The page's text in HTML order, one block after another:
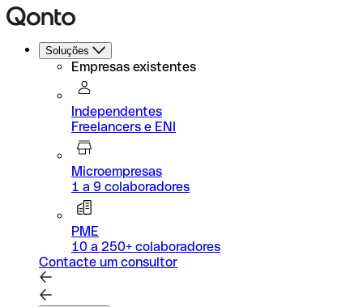
Soluções
Empresas existentes
Independentes
Freelancers e ENI
Microempresas
1 a 9 colaboradores
PME
10 a 250+ colaboradores
Contacte um consultor